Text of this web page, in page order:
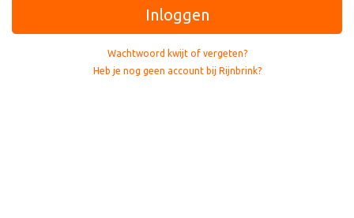
Inloggen
Wachtwoord kwijt of vergeten?
Heb je nog geen account bij Rijnbrink?